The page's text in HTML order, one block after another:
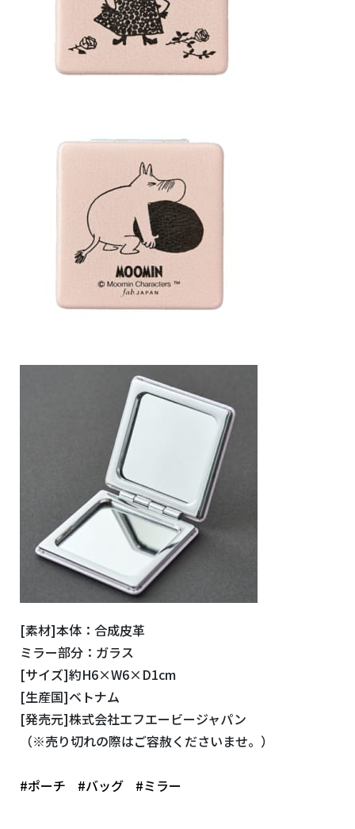
[素材]本体：合成皮革
ミラー部分：ガラス
[サイズ]約H6×W6×D1cm
[生産国]ベトナム
[発売元]株式会社エフエービージャパン
（※売り切れの際はご容赦くださいませ。）
#ポーチ #バッグ #ミラー